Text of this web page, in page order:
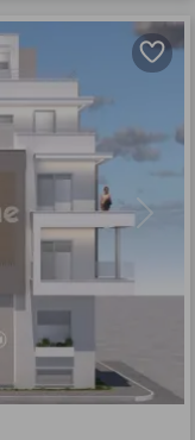
Next